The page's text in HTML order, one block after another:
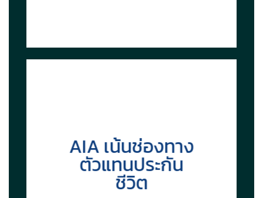
AIA เน้นช่องทาง
ตัวแทนประกัน
ชีวิต